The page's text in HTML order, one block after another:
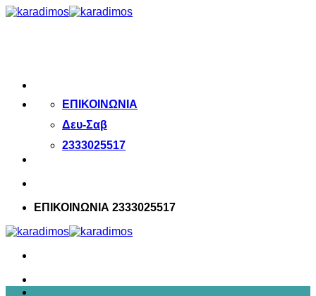
Μετάβαση
ΕΠΙΚΟΙΝΩΝΙΑ
Δευ-Σαβ
2333025517
ΕΠΙΚΟΙΝΩΝΙΑ 2333025517